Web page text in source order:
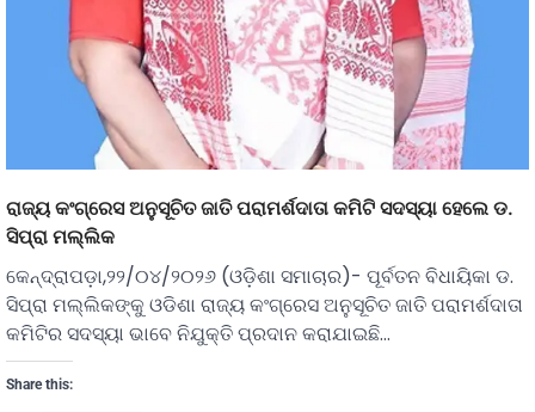
ରାଜ୍ୟ କଂଗ୍ରେସ ଅନୁସୂଚିତ ଜାତି ପରାମର୍ଶଦାତା କମିଟି ସଦସ୍ୟା ହେଲେ ଡ.
ସିପ୍ରା ମଲ୍ଲିକ
କେନ୍ଦ୍ରାପଡ଼ା,୨୨/୦୪/୨୦୨୬ (ଓଡ଼ିଶା ସମାଚାର)- ପୂର୍ବତନ ବିଧାୟିକା ଡ.
ସିପ୍ରା ମଲ୍ଲିକଙ୍କୁ ଓଡିଶା ରାଜ୍ୟ କଂଗ୍ରେସ ଅନୁସୂଚିତ ଜାତି ପରାମର୍ଶଦାତା
କମିଟିର ସଦସ୍ୟା ଭାବେ ନିଯୁକ୍ତି ପ୍ରଦାନ କରାଯାଇଛି…
Share this: